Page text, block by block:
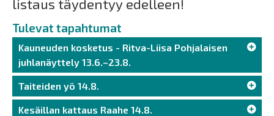
listaus täydentyy edelleen!
Tulevat tapahtumat
Kauneuden kosketus - Ritva-Liisa Pohjalaisen
juhlanäyttely 13.6.–23.8.
Taiteiden yö 14.8.
Kesäillan kattaus Raahe 14.8.